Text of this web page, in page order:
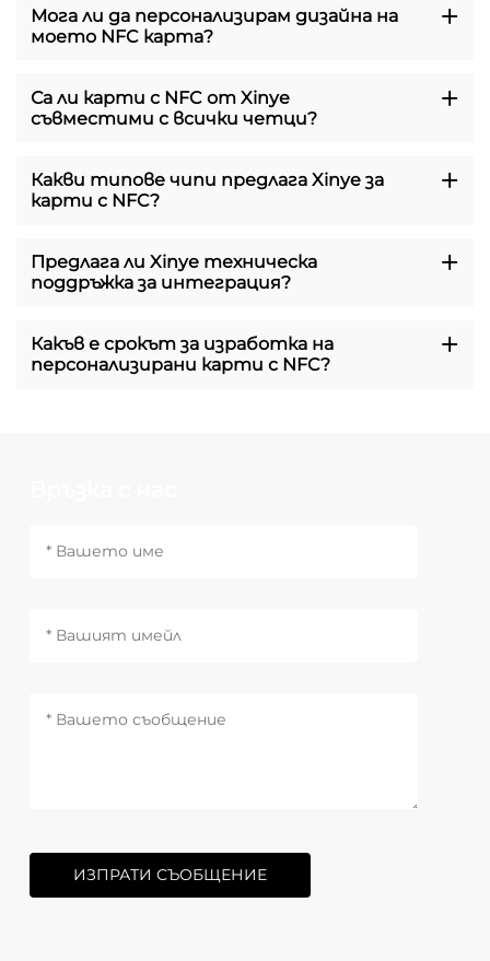
Мога ли да персонализирам дизайна на
моето NFC карта?
Са ли карти с NFC от Xinye
съвместими с всички четци?
Какви типове чипи предлага Xinye за
карти с NFC?
Предлага ли Xinye техническа
поддръжка за интеграция?
Какъв е срокът за изработка на
персонализирани карти с NFC?
ИЗПРАТИ СЪОБЩЕНИЕ